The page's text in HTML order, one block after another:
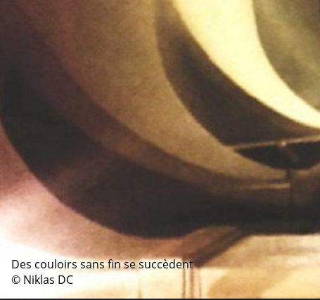
Des couloirs sans fin se succèdent
© Niklas DC